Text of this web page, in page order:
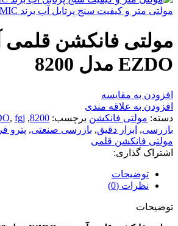
مولتی متر و کیفیت سنج پرتابل آب برند MIC مدل MIC-98721
مولتی فانکشن قلمی
EZDO مدل 8200
افزودن به مقایسه
افزودن به علاقه مندی
دسته: مولتی فانکشن برچسب: 8200
,
, fgj
بازرسی, ابزار دقیق, بازرسی صنعتی, پترو
مولتی فانکشن قلمی
اشتراک گذاری:
توضیحات
نظرات (0)
توضیحات